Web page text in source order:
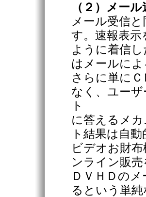
（２）メー
メール受信
す。速報表
ように着信
はメールに
さらに単に
なく、ユー
ト
に答えるメ
ト結果は自
ビデオお財
ンライン販
ＤＶＨＤの
るという単